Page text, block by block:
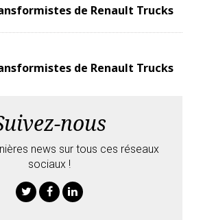
de Renault Trucks
de Renault Trucks
nous
news sur tous ces réseaux
sociaux !